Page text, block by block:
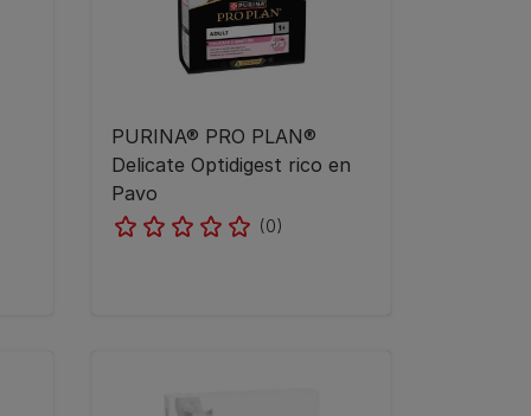
​PURINA® PRO PLAN®
Delicate Optidigest rico en
Pavo
(0)